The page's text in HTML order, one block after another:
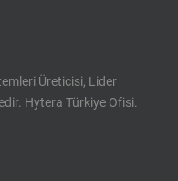
Üreticisi, Lider
Hytera Türkiye Ofisi.